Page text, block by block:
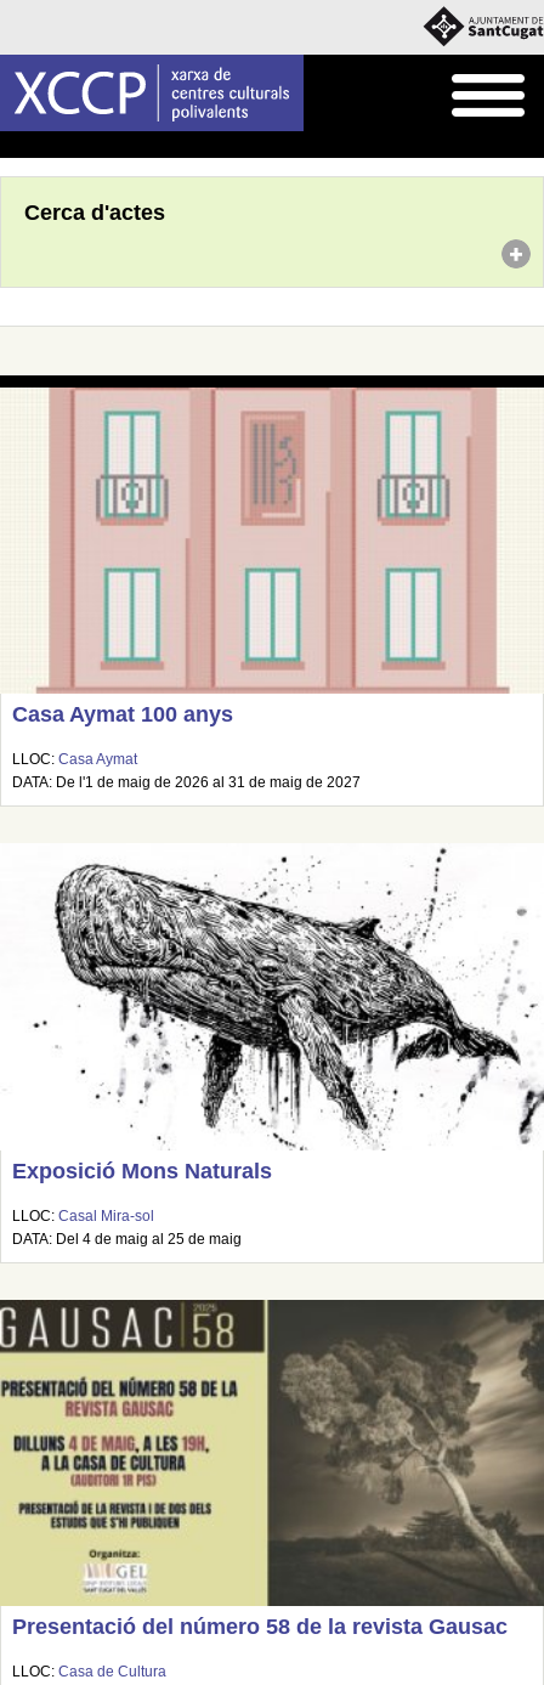
Cerca d'actes
Casa Aymat 100 anys
LLOC: Casa Aymat
DATA: De l'1 de maig de 2026 al 31 de maig de 2027
Exposició Mons Naturals
LLOC: Casal Mira-sol
DATA: Del 4 de maig al 25 de maig
Presentació del número 58 de la revista Gausac
LLOC: Casa de Cultura